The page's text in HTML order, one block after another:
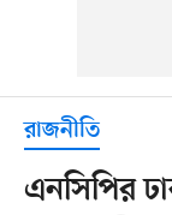
রাজনীতি
এনসিপির